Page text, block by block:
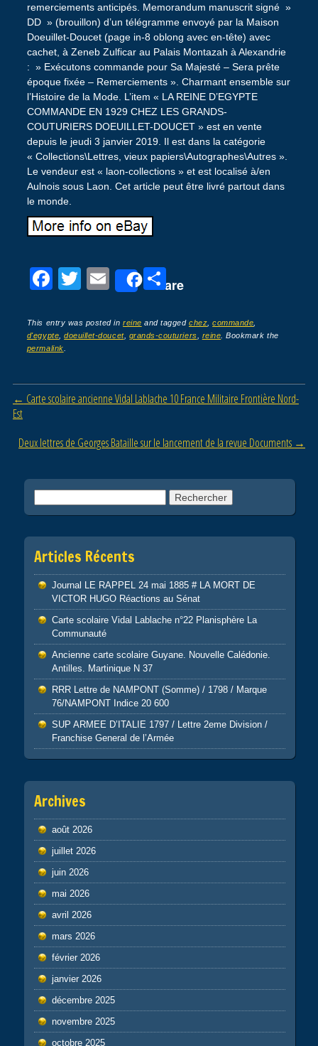
remerciements anticipés. Memorandum manuscrit signé »
DD » (brouillon) d’un télégramme envoyé par la Maison
Doeuillet-Doucet (page in-8 oblong avec en-tête) avec
cachet, à Zeneb Zulficar au Palais Montazah à Alexandrie
: » Exécutons commande pour Sa Majesté – Sera prête
époque fixée – Remerciements ». Charmant ensemble sur
l’Histoire de la Mode. L’item « LA REINE D’EGYPTE
COMMANDE EN 1929 CHEZ LES GRANDS-
COUTURIERS DOEUILLET-DOUCET » est en vente
depuis le jeudi 3 janvier 2019. Il est dans la catégorie
« Collections\Lettres, vieux papiers\Autographes\Autres ».
Le vendeur est « laon-collections » et est localisé à/en
Aulnois sous Laon. Cet article peut être livré partout dans
le monde.
F
c
e
o
k
T
tt
er
E
ail
Share
P
ta
g
This entry was posted inreine and tagged chez ,commande
d'egypte ,doeuillet-doucet, grands-couturiers reine . Bookmark the
permalink
Post navigation
← Carte scolaire ancienne Vidal Lablache 10 France Militaire Frontière Nord-
Est
Deux lettres de Georges Bataille sur le lancement de la revue Documents →
Articles Récents
Journal LE RAPPEL 24 mai 1885 # LA MORT DE
VICTOR HUGO Réactions au Sénat
Carte scolaire Vidal Lablache n°22 Planisphère La
Communauté
Ancienne carte scolaire Guyane. Nouvelle Calédonie.
Antilles. Martinique N 37
RRR Lettre de NAMPONT (Somme) / 1798 / Marque
76/NAMPONT Indice 20 600
SUP ARMEE D’ITALIE 1797 / Lettre 2eme Division /
Franchise General de l’Armée
Archives
août 2026
juillet 2026
juin 2026
mai 2026
avril 2026
mars 2026
février 2026
janvier 2026
décembre 2025
novembre 2025
octobre 2025